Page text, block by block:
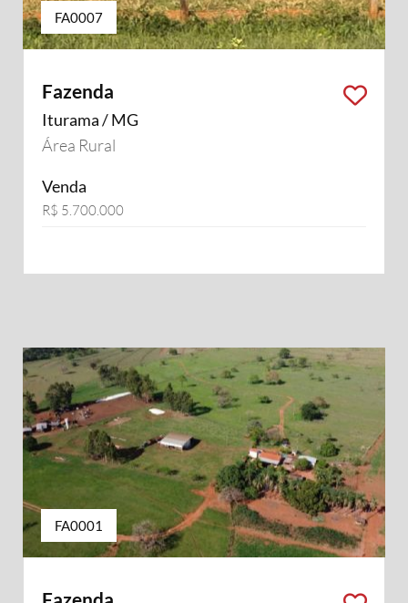
FA0007
Fazenda
Iturama / MG
Área Rural
Venda
R$ 5.700.000
FA0001